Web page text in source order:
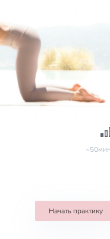
~50мин
Начать практику